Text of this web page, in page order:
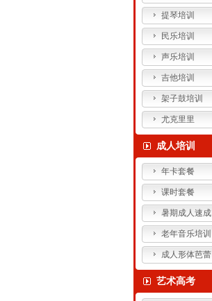
提琴培训
民乐培训
声乐培训
吉他培训
架子鼓培训
尤克里里
成人培训
年卡套餐
课时套餐
暑期成人速成
老年音乐培训
成人形体芭蕾
艺术高考